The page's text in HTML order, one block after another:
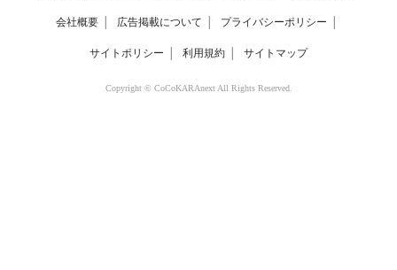
会社概要 広告掲載について プライバシーポリシー
サイトポリシー 利用規約 サイトマップ
Copyright © CoCoKARAnext All Rights Reserved.